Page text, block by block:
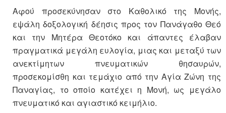
Αφού προσεκύνησαν στο Καθολικό της Μονής,
εψάλη δοξολογική δέησις προς τον Πανάγαθο Θεό
και την Μητέρα Θεοτόκο και άπαντες έλαβαν
πραγματικά μεγάλη ευλογία, μιας και μεταξύ των
ανεκτίμητων πνευματικών θησαυρών,
προσεκομίσθη και τεμάχιο από την Αγία Ζώνη της
Παναγίας, το οποίο κατέχει η Μονή, ως μεγάλο
πνευματικό και αγιαστικό κειμήλιο.